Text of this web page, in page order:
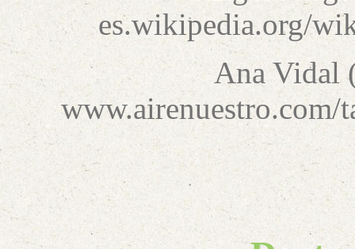
es.wikipedia.org/
Ana Vidal
www.airenuestro.com/